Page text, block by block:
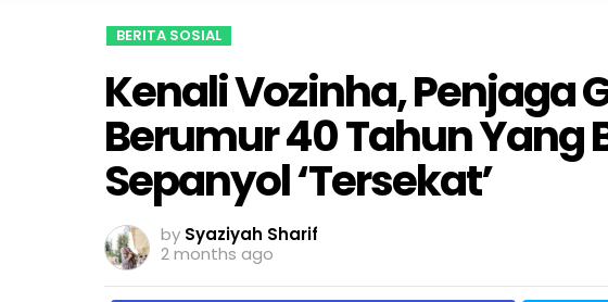
BERITA SOSIAL
Kenali Vozinha, Penjaga
Berumur 40 Tahun Yang
Sepanyol ‘Tersekat’
by Syaziyah Sharif
2 months ago